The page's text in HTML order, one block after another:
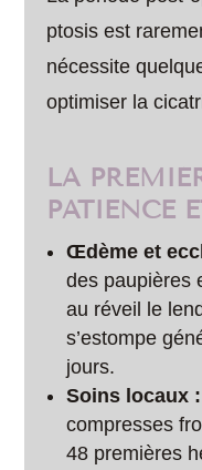
ptosis est
nécessite
optimiser la
LA
PATIENCE
Œdème et
des paupières
au réveil le
s’estompe
jours.
Soins locaux :
compresses
48 premières